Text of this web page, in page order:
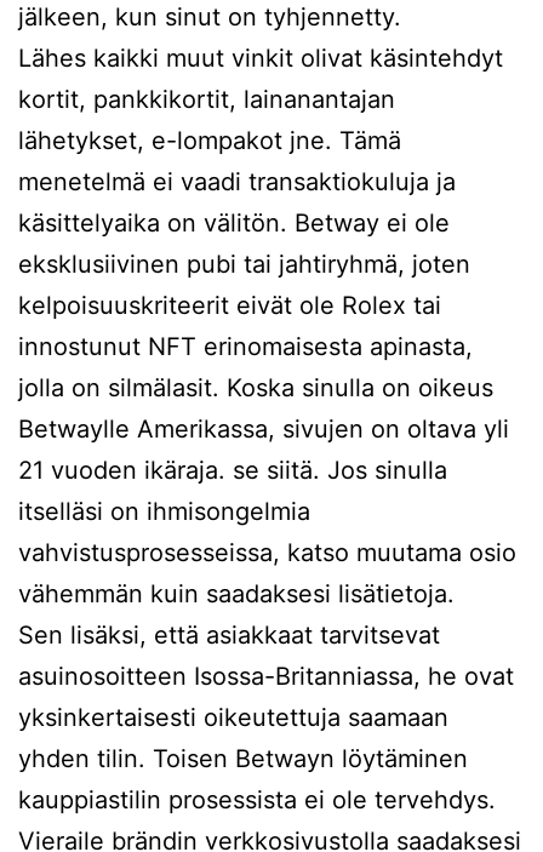
jälkeen, kun sinut on tyhjennetty.
Lähes kaikki muut vinkit olivat käsintehdyt
kortit, pankkikortit, lainanantajan
lähetykset, e-lompakot jne. Tämä
menetelmä ei vaadi transaktiokuluja ja
käsittelyaika on välitön. Betway ei ole
eksklusiivinen pubi tai jahtiryhmä, joten
kelpoisuuskriteerit eivät ole Rolex tai
innostunut NFT erinomaisesta apinasta,
jolla on silmälasit. Koska sinulla on oikeus
Betwaylle Amerikassa, sivujen on oltava yli
21 vuoden ikäraja. se siitä. Jos sinulla
itselläsi on ihmisongelmia
vahvistusprosesseissa, katso muutama osio
vähemmän kuin saadaksesi lisätietoja.
Sen lisäksi, että asiakkaat tarvitsevat
asuinosoitteen Isossa-Britanniassa, he ovat
yksinkertaisesti oikeutettuja saamaan
yhden tilin. Toisen Betwayn löytäminen
kauppiastilin prosessista ei ole tervehdys.
Vieraile brändin verkkosivustolla saadaksesi